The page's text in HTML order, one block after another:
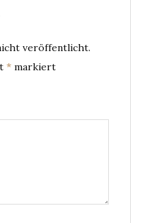
veröffentlicht.
* markiert